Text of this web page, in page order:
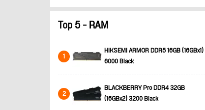
Top 5 - RAM
1
HIKSEMI ARMOR DDR5 16GB (16GBx1)
6000 Black
2
BLACKBERRY Pro DDR4 32GB
(16GBx2) 3200 Black